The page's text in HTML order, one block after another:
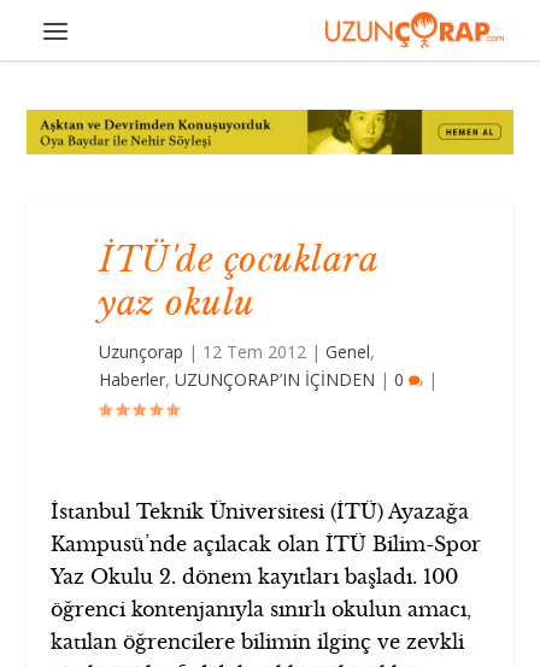
İTÜ'de çocuklara
yaz okulu
Uzunçorap | 12 Tem 2012 |Genel,
Haberler,UZUNÇORAP’IN İÇİNDEN |0 |
İstanbul Teknik Üniversitesi (İTÜ) Ayazağa
Kampusü’nde açılacak olan İTÜ Bilim-Spor
Yaz Okulu 2. dönem kayıtları başladı. 100
öğrenci kontenjanıyla sınırlı okulun amacı,
katılan öğrencilere bilimin ilginç ve zevkli